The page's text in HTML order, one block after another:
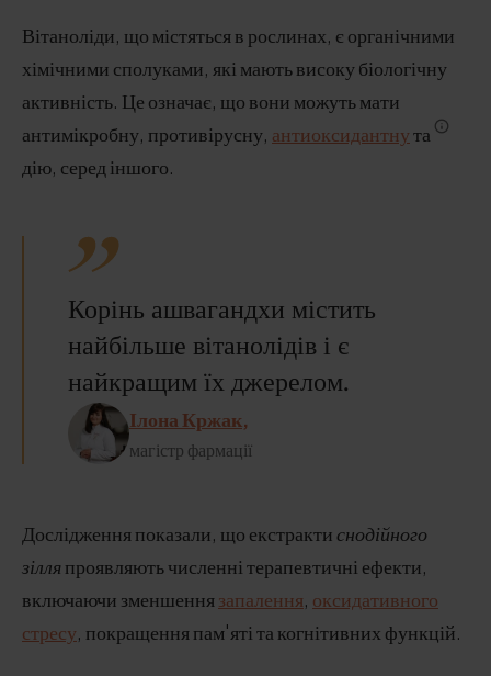
Вітаноліди, що містяться в рослинах, є органічними
хімічними сполуками, які мають високу біологічну
активність. Це означає, що вони можуть мати
антимікробну, противірусну, антиоксидантнута
дію, серед іншого.
Корінь ашвагандхи містить
найбільше вітанолідів і є
найкращим їх джерелом.
Ілона Кржак,
магістр фармації
Дослідження показали, що екстракти снодійного
зілля проявляють численні терапевтичні ефекти,
включаючи зменшеннязапалення, оксидативного
стресу, покращення пам'яті та когнітивних функцій.